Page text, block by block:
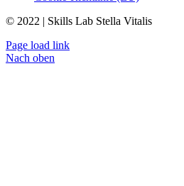
© 2022 | Skills Lab Stella Vitalis
Page load link
Nach oben